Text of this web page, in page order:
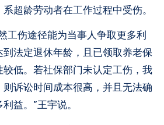
超龄劳动者在工作过程中受伤。
工伤途径能为当事人争取更多利
法定退休年龄，且已领取养老保
低。若社保部门未认定工伤，我
诉讼时间成本很高，并且无法确
益。”王宇说。